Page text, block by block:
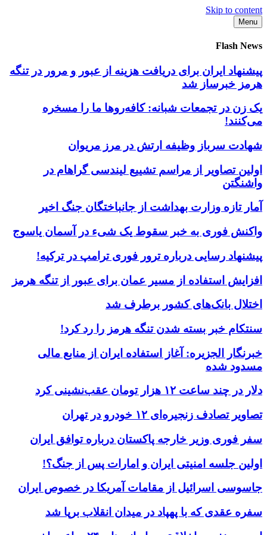
Skip to content
Menu
Flash News
پیشنهاد ایران برای دریافت هزینه از عبور و مرور در تنگه
هرمز خبرساز شد
یک زن در تجمعات شبانه: کافه‌روها ما را مسخره
می‌کنند!
شهادت سرباز وظیفه ارتش در مرز مریوان
اولین تصاویر از مراسم تشییع لیندسی گراهام در
واشنگتن
آمار تازه وزارت بهداشت از جانباختگان جنگ اخیر
واکنش فوری به خبر سقوط یک شیء در آسمان یاسوج
پیشنهاد رسایی درباره ترور فوری ترامپ در ترکیه!
افزایش استفاده از مسیر عمان برای عبور از تنگه هرمز
اختلال بانک‌های کشور برطرف شد
سنتکام خبر بسته شدن تنگه هرمز را رد کرد!
خبرنگار الجزیره: آغاز استفاده ایران از منابع مالی
مسدود شده
دلار در چند ساعت ۱۲ هزار تومان عقب‌نشینی کرد
تصاویر تصادف زنجیره‌ای ۱۲ خودرو در تهران
سفر فوری وزیر خارجه پاکستان درباره توافق ایران
اولین جلسه امنیتی ایران و امارات پس از جنگ؟!
جاسوسی اسرائیل از مقامات آمریکا در خصوص ایران
سفره عقدی که با پهپاد در میدان انقلاب برپا شد